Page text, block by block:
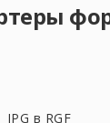
JPG в RGF